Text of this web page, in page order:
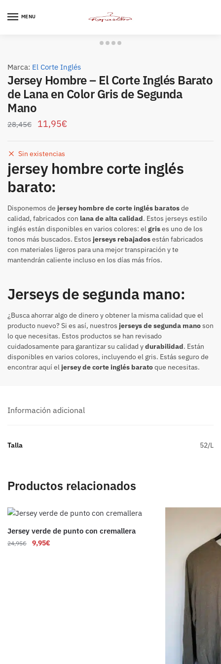
MENU
Marca: El Corte Inglés
Jersey Hombre – El Corte Inglés Barato
de Lana en Color Gris de Segunda
Mano
28,45€ 11,95€
Sin existencias
jersey hombre corte inglés
barato:
Disponemos de jersey hombre de corte inglés baratosde
calidad, fabricados con lana de alta calidad. Estos jerseys estilo
inglés están disponibles en varios colores: elgrises uno de los
tonos más buscados. Estos jerseys rebajadosestán fabricados
con materiales ligeros para una mejor transpiración y te
mantendrán caliente incluso en los días más fríos.
Jerseys de segunda mano:
¿Busca ahorrar algo de dinero y obtener la misma calidad que el
producto nuevo? Si es así, nuestros jerseys de segunda manoson
lo que necesitas. Estos productos se han revisado
cuidadosamente para garantizar su calidad ydurabilidad. Están
disponibles en varios colores, incluyendo el gris. Estás seguro de
encontrar aquí eljersey de corte inglés baratoque necesitas.
Información adicional
Talla 52/L
Productos relacionados
Jersey verde de punto con cremallera
24,95€ 9,95€